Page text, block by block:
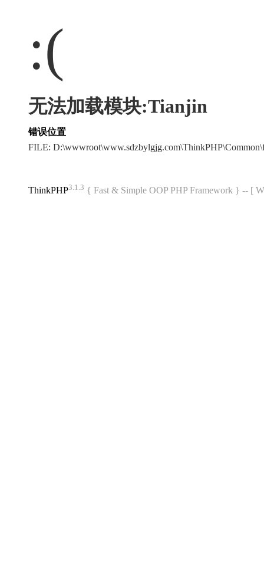
:(
无法加载模块:Tianjin
错误位置
FILE:
ThinkPHP3.1.3 { Fast & Simple OOP PHP Framework } -- [